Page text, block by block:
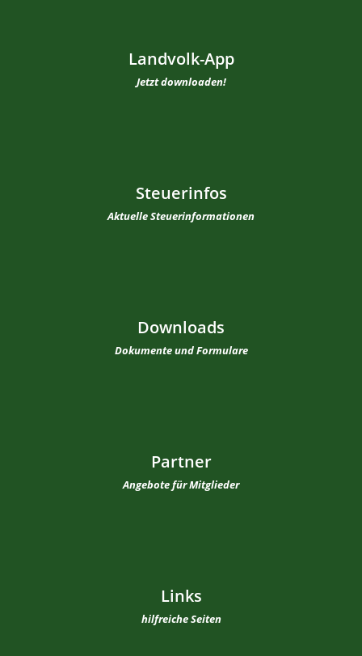
Landvolk-App
Jetzt downloaden!
Steuerinfos
Aktuelle Steuerinformationen
Downloads
Dokumente und Formulare
Partner
Angebote für Mitglieder
Links
hilfreiche Seiten